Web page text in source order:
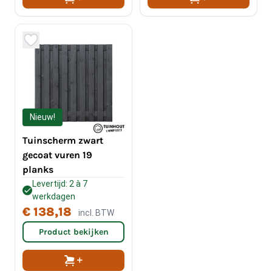
Nieuw!
Tuinscherm zwart
gecoat vuren 19
planks
Levertijd: 2 à 7
werkdagen
€ 138,18 incl. BTW
Product bekijken